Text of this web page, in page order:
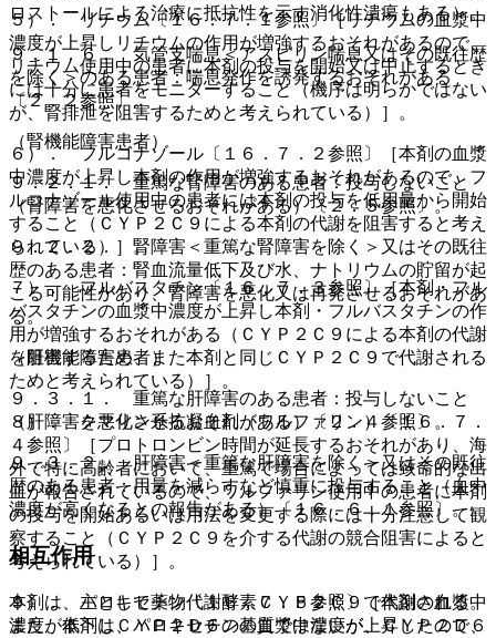
５）． リチウム〔１６．７．１参照〕［リチウムの血漿中
濃度が上昇しリチウムの作用が増強するおそれがあるので、
リチウム使用中の患者に本剤の投与を開始又は中止するとき
には十分に患者をモニターすること（機序は明らかではない
が、腎排泄を阻害するためと考えられている）］。
６）． フルコナゾール〔１６．７．２参照〕［本剤の血漿
中濃度が上昇し本剤の作用が増強するおそれがあるので、フ
ルコナゾール使用中の患者には本剤の投与を低用量から開始
すること（ＣＹＰ２Ｃ９による本剤の代謝を阻害すると考え
られている）］。
７）． フルバスタチン〔１６．７．３参照〕［本剤・フル
バスタチンの血漿中濃度が上昇し本剤・フルバスタチンの作
用が増強するおそれがある（ＣＹＰ２Ｃ９による本剤の代謝
を阻害するため、また本剤と同じＣＹＰ２Ｃ９で代謝される
ためと考えられている）］。
８）． クマリン系抗凝血剤（ワルファリン）〔１６．７．
４参照〕［プロトロンビン時間が延長するおそれがあり、海
外で特に高齢者において、重篤で場合によっては致命的な出
血が報告されているので、ワルファリン使用中の患者に本剤
の投与を開始あるいは用法を変更する際には十分注意して観
察すること（ＣＹＰ２Ｃ９を介する代謝の競合阻害によると
考えられている）］。
９）． パロキセチン〔１６．７．５参照〕［本剤の血漿中
濃度が低下し、パロキセチンの血漿中濃度が上昇したので、
ロストールによる治療に抵抗性を示す消化性潰瘍もある）。
９．１．６． 気管支喘息＜アスピリン喘息又はその既往歴
を除く＞のある患者：喘息発作を誘発するおそれがある
〔２．２参照〕。
（腎機能障害患者）
９．２．１． 重篤な腎障害のある患者：投与しないこと
（腎障害を悪化させるおそれがある）〔２．５参照〕。
９．２．２． 腎障害＜重篤な腎障害を除く＞又はその既往
歴のある患者：腎血流量低下及び水、ナトリウムの貯留が起
こる可能性があり、腎障害を悪化又は再発させるおそれがあ
る。
（肝機能障害患者）
９．３．１． 重篤な肝障害のある患者：投与しないこと
（肝障害を悪化させるおそれがある）〔２．４参照〕。
９．３．２． 肝障害＜重篤な肝障害を除く＞又はその既往
歴のある患者：用量を減らすなど慎重に投与すること（血中
濃度が高くなるとの報告がある）〔１６．６．１参照〕。
相互作用
本剤は、主として薬物代謝酵素ＣＹＰ２Ｃ９で代謝される。
また、本剤はＣＹＰ２Ｄ６の基質ではないが、ＣＹＰ２Ｄ６